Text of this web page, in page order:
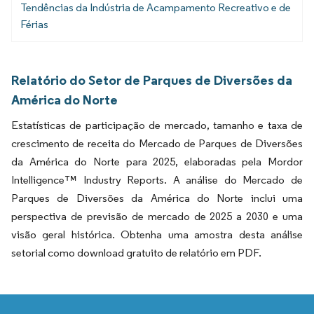
Tendências da Indústria de Acampamento Recreativo e de
Férias
Relatório do Setor de Parques de Diversões da
América do Norte
Estatísticas de participação de mercado, tamanho e taxa de
crescimento de receita do Mercado de Parques de Diversões
da América do Norte para 2025, elaboradas pela Mordor
Intelligence™ Industry Reports. A análise do Mercado de
Parques de Diversões da América do Norte inclui uma
perspectiva de previsão de mercado de 2025 a 2030 e uma
visão geral histórica. Obtenha uma amostra desta análise
setorial como download gratuito de relatório em PDF.